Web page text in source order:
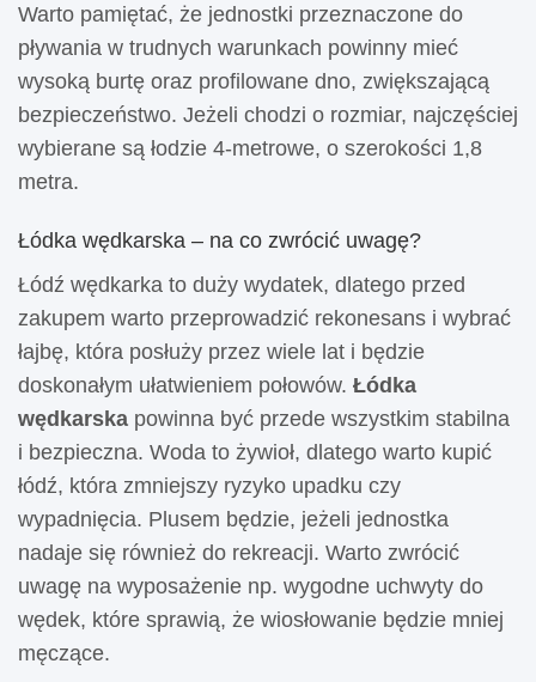
Warto pamiętać, że jednostki przeznaczone do
pływania w trudnych warunkach powinny mieć
wysoką burtę oraz profilowane dno, zwiększającą
bezpieczeństwo. Jeżeli chodzi o rozmiar, najczęściej
wybierane są łodzie 4-metrowe, o szerokości 1,8
metra.
Łódka wędkarska – na co zwrócić uwagę?
Łódź wędkarka to duży wydatek, dlatego przed
zakupem warto przeprowadzić rekonesans i wybrać
łajbę, która posłuży przez wiele lat i będzie
doskonałym ułatwieniem połowów. Łódka
wędkarska powinna być przede wszystkim stabilna
i bezpieczna. Woda to żywioł, dlatego warto kupić
łódź, która zmniejszy ryzyko upadku czy
wypadnięcia. Plusem będzie, jeżeli jednostka
nadaje się również do rekreacji. Warto zwrócić
uwagę na wyposażenie np. wygodne uchwyty do
wędek, które sprawią, że wiosłowanie będzie mniej
męczące.